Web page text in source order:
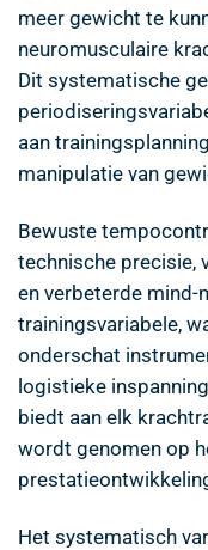
meer gewicht te
neuromusculaire
Dit systematische
aan
manipulatie van
Bewuste
technische precisie,
en verbeterde mind-
trainingsvariabele,
onderschat
logistieke
biedt aan elk
wordt genomen op
Het systematisch